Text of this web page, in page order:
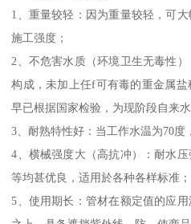
1、重量较轻：因为重量较轻，可
施工强度；
2、不危害水质（环境卫生无毒性
构成，未加上任f可有毒的重金属
早已根据国家检验，为现阶段自来水
3、耐熟特性好：当工作水温为70度
4、横械强度大（高抗冲）：耐水
等均甚优良，适用於各种各样标准；
5、使用期长：管材在额定值的应